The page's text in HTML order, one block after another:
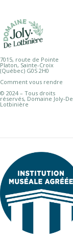
7015, route de Pointe
Platon, Sainte-Croix
(Québec) G0S 2H0
Comment vous rendre
© 2024 – Tous droits
réservés, Domaine Joly-De
Lotbinière